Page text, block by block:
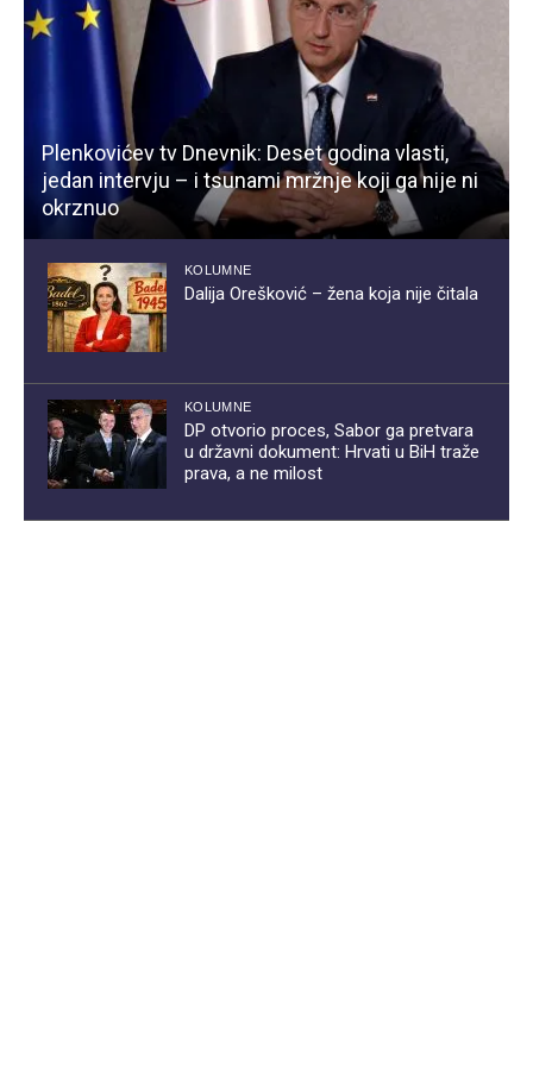
Plenkovićev tv Dnevnik: Deset godina vlasti,
jedan intervju – i tsunami mržnje koji ga nije ni
okrznuo
KOLUMNE
Dalija Orešković – žena koja nije čitala
KOLUMNE
DP otvorio proces, Sabor ga pretvara
u državni dokument: Hrvati u BiH traže
prava, a ne milost